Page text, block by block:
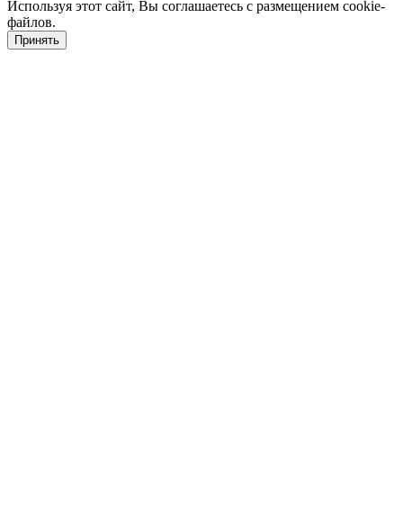
Используя этот сайт, Вы соглашаетесь с размещением cookie-
файлов.
Принять